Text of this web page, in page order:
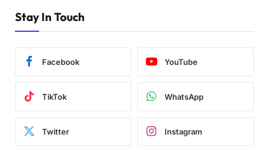
Stay In Touch
Facebook YouTube
TikTok WhatsApp
Twitter Instagram